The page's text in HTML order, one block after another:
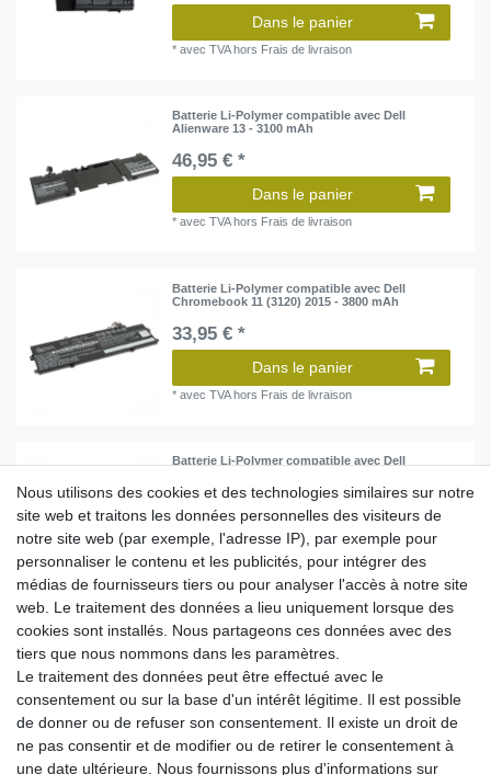
Dans le panier
*avec TVAhors Frais de livraison
Batterie Li-Polymer compatible avec Dell
Alienware 13 - 3100 mAh
46,95 € *
Dans le panier
*avec TVAhors Frais de livraison
Batterie Li-Polymer compatible avec Dell
Chromebook 11 (3120) 2015 - 3800 mAh
33,95 € *
Dans le panier
*avec TVAhors Frais de livraison
Batterie Li-Polymer compatible avec Dell
37,95 € *
Dans le panier
*avec TVA horsFrais de livraison
Batterie Li-Polymer compatible avec Dell XPS 13
2015 9343 - 7300mAh / 7,4V
45,95 € *
Dans le panier
avec TVA Frais de livraison
Nous utilisons des cookies et des technologies similaires sur notre
site web et traitons les données personnelles des visiteurs de
notre site web (par exemple, l'adresse IP), par exemple pour
personnaliser le contenu et les publicités, pour intégrer des
médias de fournisseurs tiers ou pour analyser l'accès à notre site
web. Le traitement des données a lieu uniquement lorsque des
cookies sont installés. Nous partageons ces données avec des
tiers que nous nommons dans les paramètres.
Le traitement des données peut être effectué avec le
consentement ou sur la base d'un intérêt légitime. Il est possible
de donner ou de refuser son consentement. Il existe un droit de
ne pas consentir et de modifier ou de retirer le consentement à
une date ultérieure. Nous fournissons plus d'informations sur